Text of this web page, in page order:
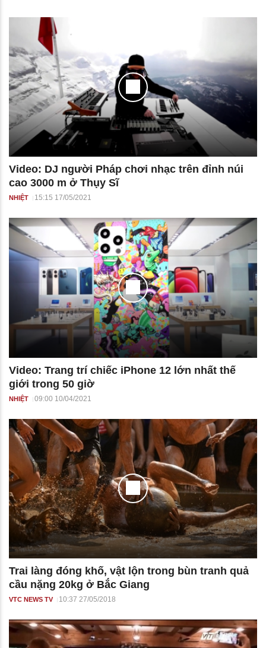
Video: DJ người Pháp chơi nhạc trên đỉnh núi
cao 3000 m ở Thụy Sĩ
NHIỆT 15:15 17/05/2021
Video: Trang trí chiếc iPhone 12 lớn nhất thế
giới trong 50 giờ
NHIỆT 09:00 10/04/2021
Trai làng đóng khố, vật lộn trong bùn tranh quả
cầu nặng 20kg ở Bắc Giang
VTC NEWS TV 10:37 27/05/2018